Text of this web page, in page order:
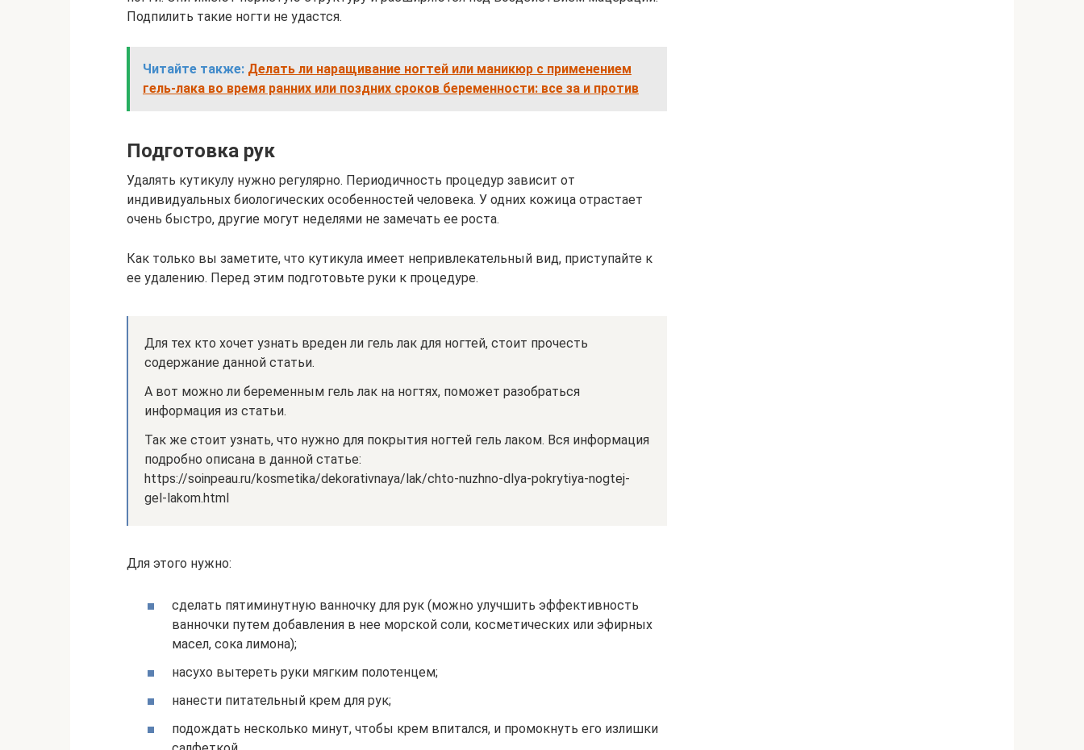
Подпилить такие ногти не удастся.
Читайте также: Делать ли наращивание ногтей или маникюр с применением
гель-лака во время ранних или поздних сроков беременности: все за и против
Подготовка рук
Удалять кутикулу нужно регулярно. Периодичность процедур зависит от
индивидуальных биологических особенностей человека. У одних кожица отрастает
очень быстро, другие могут неделями не замечать ее роста.
Как только вы заметите, что кутикула имеет непривлекательный вид, приступайте к
ее удалению. Перед этим подготовьте руки к процедуре.
Для тех кто хочет узнать вреден ли гель лак для ногтей, стоит прочесть
содержание данной статьи.
А вот можно ли беременным гель лак на ногтях, поможет разобраться
информация из статьи.
Так же стоит узнать, что нужно для покрытия ногтей гель лаком. Вся информация
подробно описана в данной статье:
https://soinpeau.ru/kosmetika/dekorativnaya/lak/chto-nuzhno-dlya-pokrytiya-nogtej-
gel-lakom.html
Для этого нужно:
сделать пятиминутную ванночку для рук (можно улучшить эффективность
ванночки путем добавления в нее морской соли, косметических или эфирных
масел, сока лимона);
насухо вытереть руки мягким полотенцем;
нанести питательный крем для рук;
подождать несколько минут, чтобы крем впитался, и промокнуть его излишки